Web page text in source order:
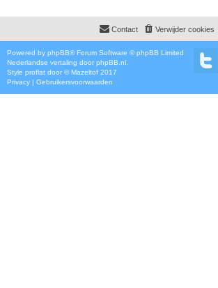
Verwijder cookies
Contact
Powered by phpBB® Forum Software © phpBB Limited
Nederlandse vertaling door phpBB.nl
Style proflat door ©Mazeltof 2017
Privacy | Gebruikersvoorwaarden